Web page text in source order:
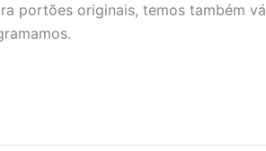
portões originais, temos também